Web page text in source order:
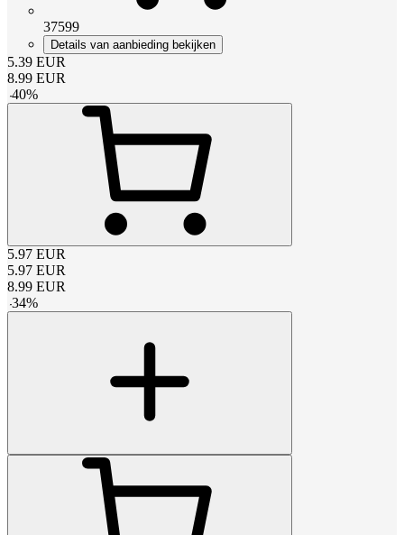
37599
Details van aanbieding bekijken
5.39 EUR
8.99 EUR
-40%
5.97 EUR
5.97 EUR
8.99 EUR
-34%